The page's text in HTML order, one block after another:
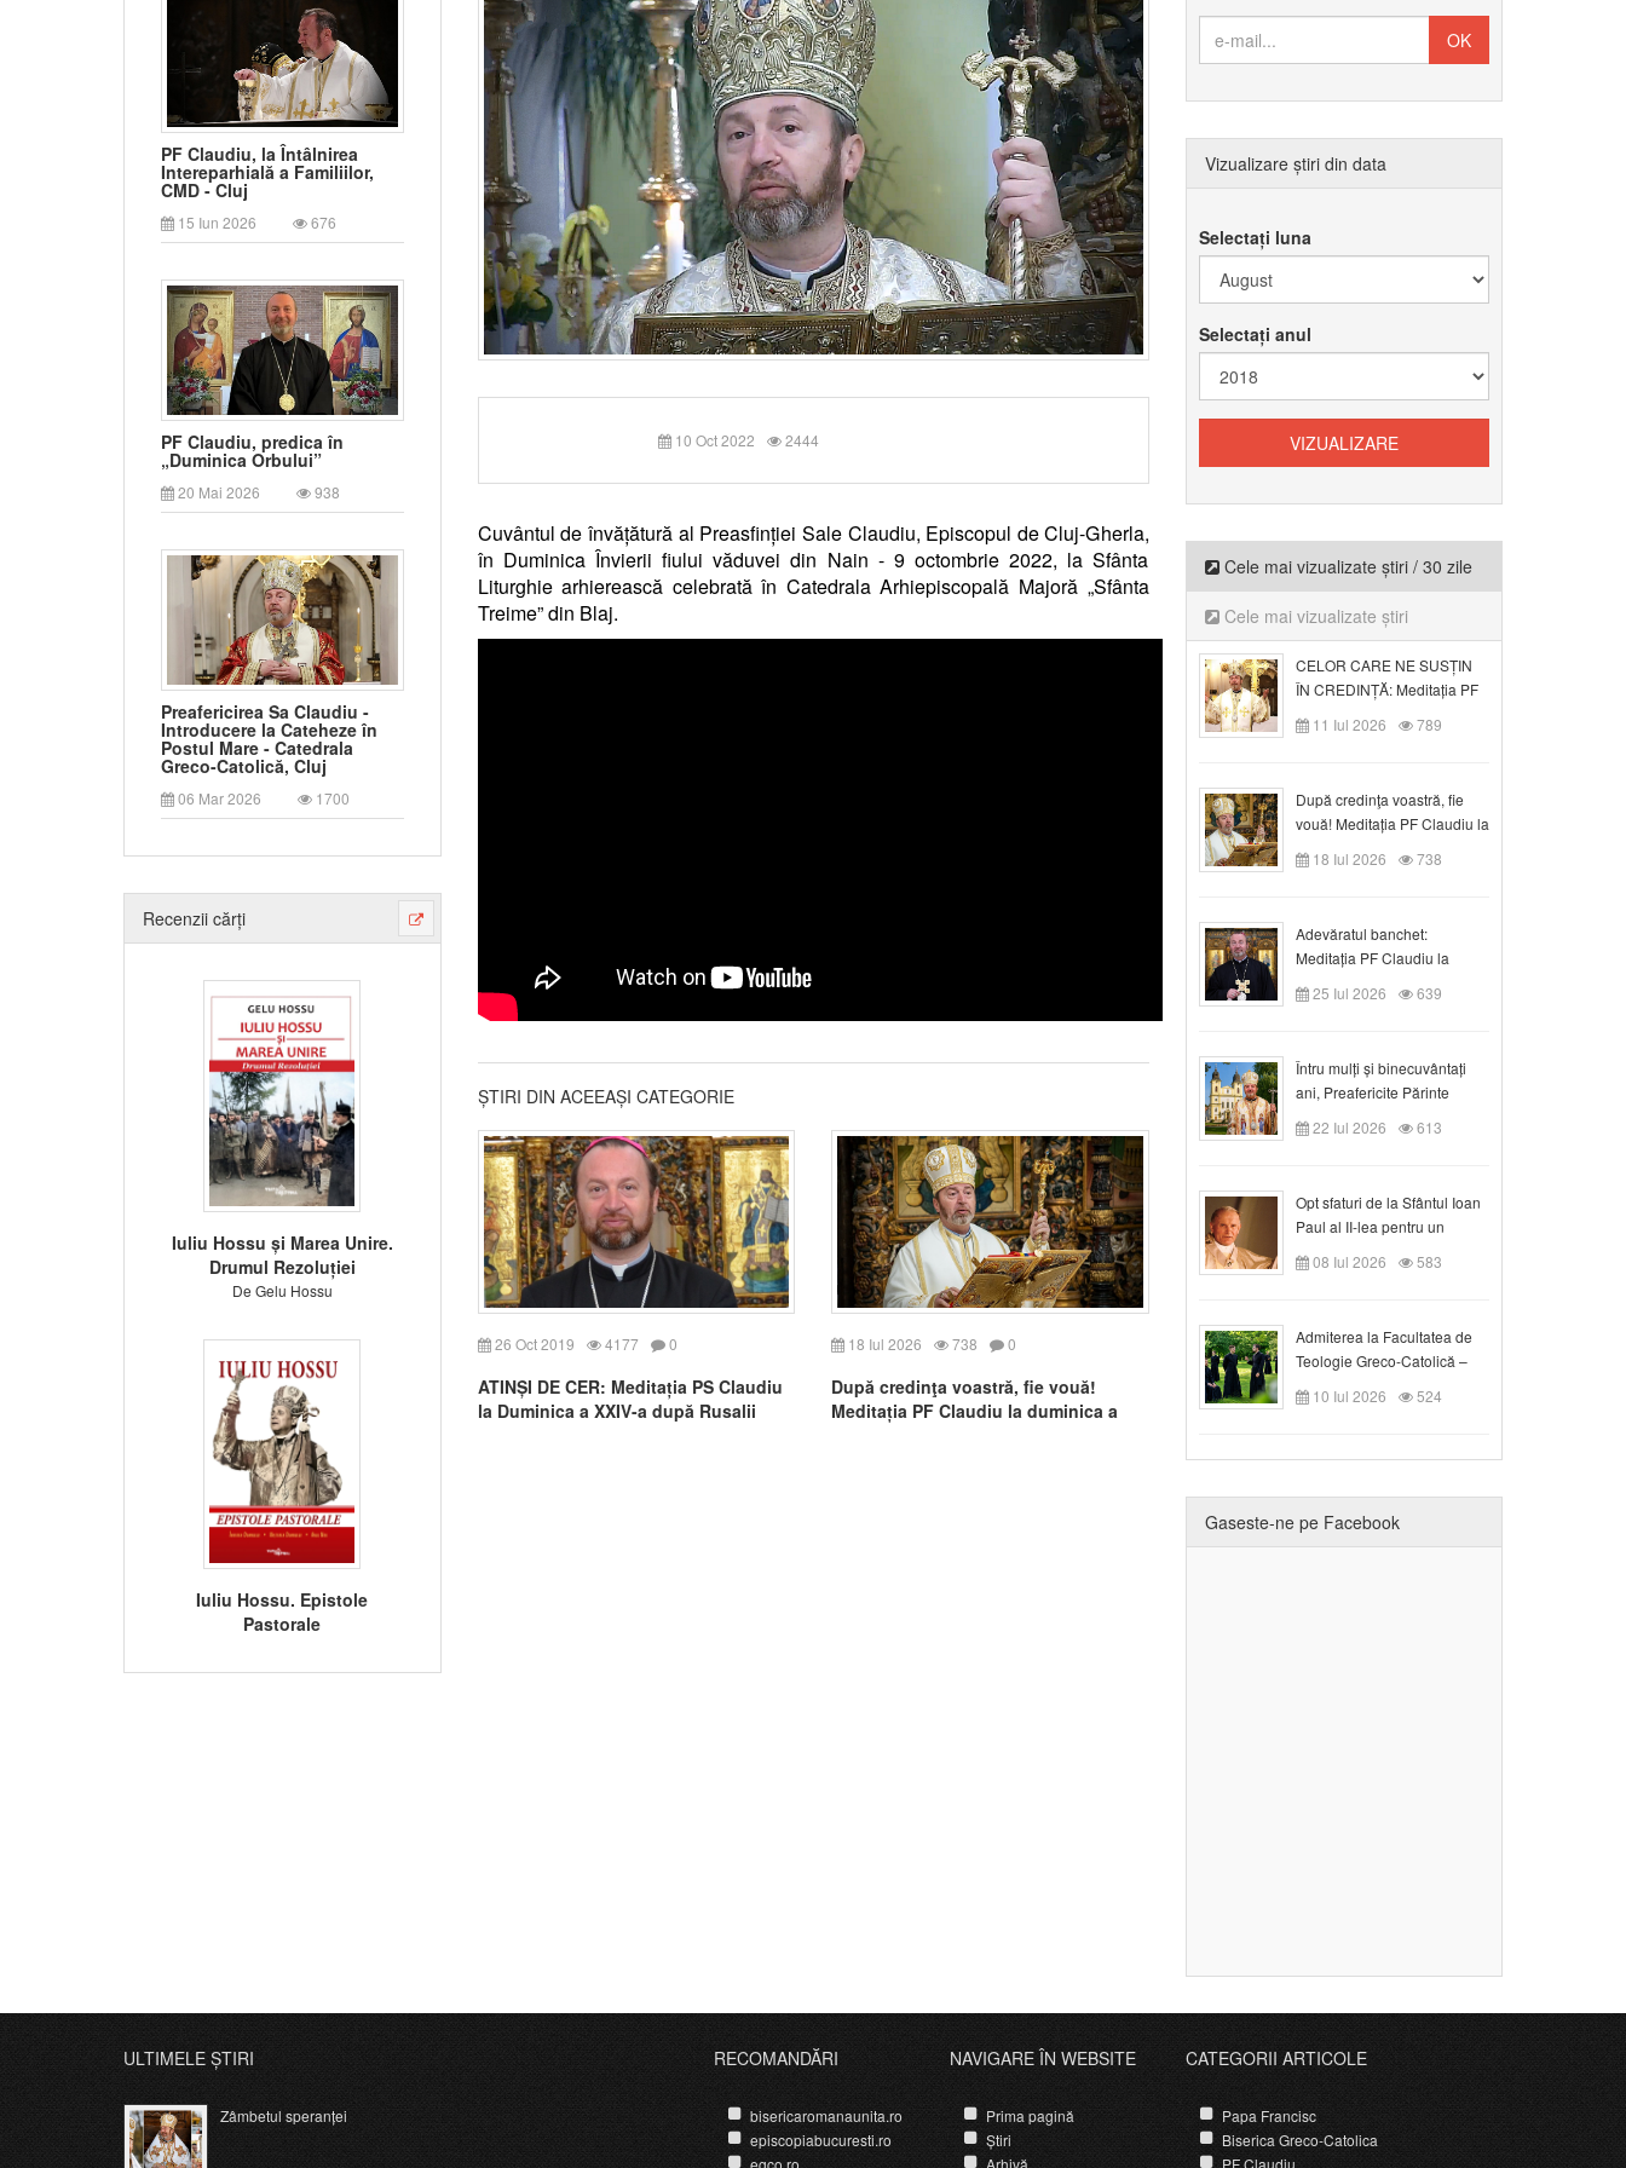
PF Claudiu, la Întâlnirea
Intereparhială a Familiilor,
CMD - Cluj
15 Iun 2026 676
PF Claudiu, predica în
„Duminica Orbului”
20 Mai 2026 938
Preafericirea Sa Claudiu -
Introducere la Cateheze în
Postul Mare - Catedrala
Greco-Catolică, Cluj
06 Mar 2026 1700
Recenzii cărți
Iuliu Hossu și Marea Unire.
Drumul Rezoluției
De Gelu Hossu
Iuliu Hossu. Epistole
Pastorale
10 Oct 2022 2444
Cuvântul de învățătură al Preasfinției Sale Claudiu, Episcopul de Cluj-Gherla,
în Duminica Învierii fiului văduvei din Nain - 9 octombrie 2022, la Sfânta
Liturghie arhierească celebrată în Catedrala Arhiepiscopală Majoră „Sfânta
Treime” din Blaj.
ȘTIRI DIN ACEEAȘI CATEGORIE
26 Oct 2019 4177 0
ATINȘI DE CER: Meditația PS Claudiu
la Duminica a XXIV-a după Rusalii
18 Iul 2026 738 0
După credinţa voastră, fie vouă!
Meditația PF Claudiu la duminica a
Vizualizare știri din data
Selectați luna
Selectați anul
Cele mai vizualizate știri / 30 zile
Cele mai vizualizate știri
CELOR CARE NE SUSȚIN
ÎN CREDINȚĂ: Meditația PF
Claudiu la Duminica a VI-a
după Rusalii
11 Iul 2026 789
După credinţa voastră, fie
vouă! Meditația PF Claudiu la
duminica a VII-a după Rusalii
18 Iul 2026 738
Adevăratul banchet:
Meditația PF Claudiu la
Duminica a VIII-a după
Rusalii
25 Iul 2026 639
Întru mulți și binecuvântați
ani, Preafericite Părinte
Claudiu!
22 Iul 2026 613
Opt sfaturi de la Sfântul Ioan
Paul al II-lea pentru un
creștin
08 Iul 2026 583
Admiterea la Facultatea de
Teologie Greco-Catolică –
Departamentul Blaj în anul
universitar 2026/2027
10 Iul 2026 524
Gaseste-ne pe Facebook
ULTIMELE ȘTIRI
Zâmbetul speranței
RECOMANDĂRI
bisericaromanaunita.ro
episcopiabucuresti.ro
egco.ro
NAVIGARE ÎN WEBSITE
Prima pagină
Știri
Arhivă
CATEGORII ARTICOLE
Papa Francisc
Biserica Greco-Catolica
PF Claudiu